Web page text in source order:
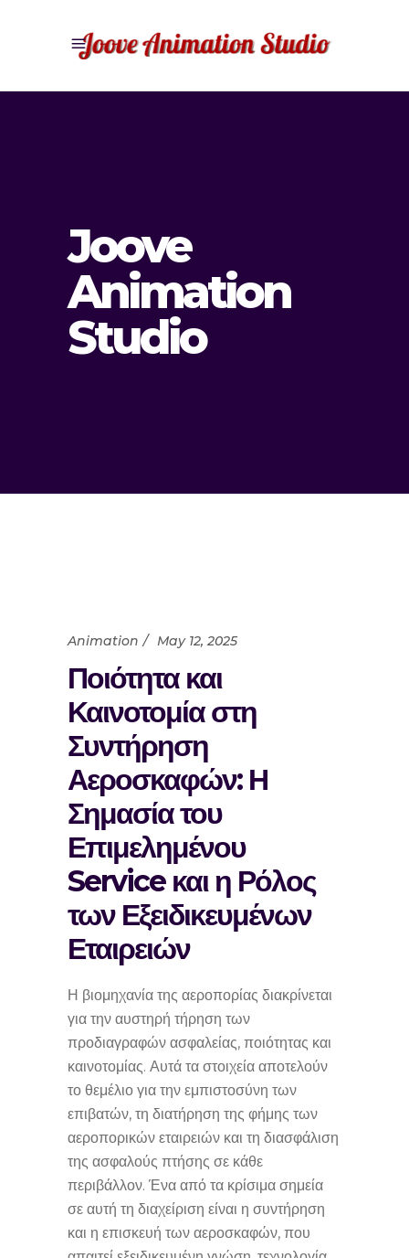
Joove
Animation
Studio
Animation May 12, 2025
Ποιότητα και
Καινοτομία στη
Συντήρηση
Αεροσκαφών: Η
Σημασία του
Επιμελημένου
Service και η Ρόλος
των Εξειδικευμένων
Εταιρειών
Η βιομηχανία της αεροπορίας διακρίνεται
για την αυστηρή τήρηση των
προδιαγραφών ασφαλείας, ποιότητας και
καινοτομίας. Αυτά τα στοιχεία αποτελούν
το θεμέλιο για την εμπιστοσύνη των
επιβατών, τη διατήρηση της φήμης των
αεροπορικών εταιρειών και τη διασφάλιση
της ασφαλούς πτήσης σε κάθε
περιβάλλον. Ένα από τα κρίσιμα σημεία
σε αυτή τη διαχείριση είναι η συντήρηση
και η επισκευή των αεροσκαφών, που